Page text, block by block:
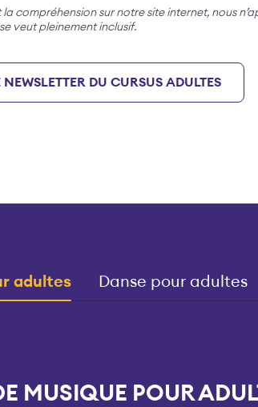
compréhension sur notre site internet, nous
veut pleinement inclusif.
DU CURSUS ADULTES
adultes Danse pour adultes
MUSIQUE POUR